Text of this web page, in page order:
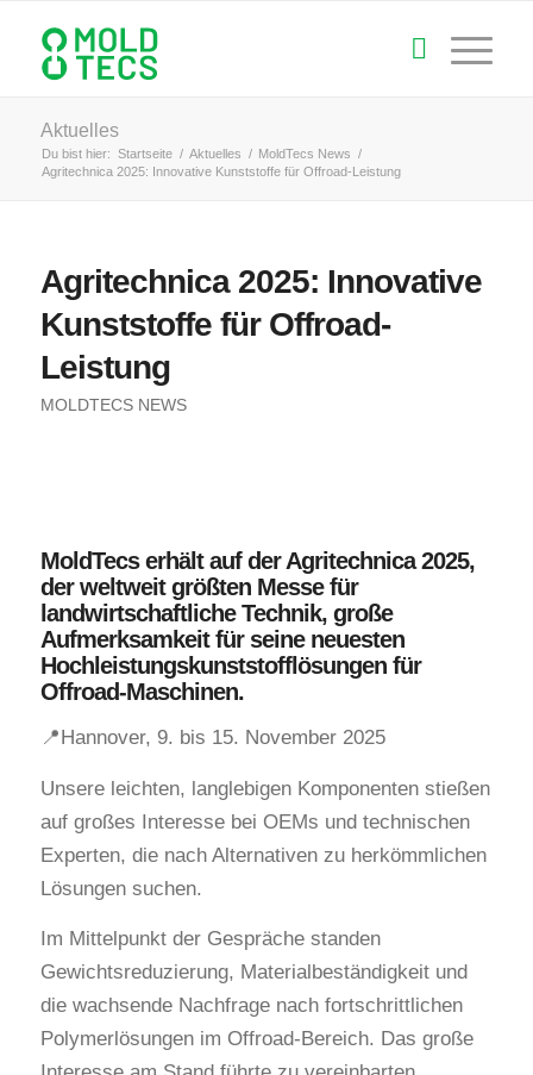
Aktuelles
Du bist hier: Startseite / Aktuelles / MoldTecs News /
Agritechnica 2025: Innovative Kunststoffe für Offroad-Leistung
Agritechnica 2025: Innovative
Kunststoffe für Offroad-
Leistung
MOLDTECS NEWS
MoldTecs erhält auf der Agritechnica 2025,
der weltweit größten Messe für
landwirtschaftliche Technik, große
Aufmerksamkeit für seine neuesten
Hochleistungskunststofflösungen für
Offroad-Maschinen.
📍Hannover, 9. bis 15. November 2025
Unsere leichten, langlebigen Komponenten stießen
auf großes Interesse bei OEMs und technischen
Experten, die nach Alternativen zu herkömmlichen
Lösungen suchen.
Im Mittelpunkt der Gespräche standen
Gewichtsreduzierung, Materialbeständigkeit und
die wachsende Nachfrage nach fortschrittlichen
Polymerlösungen im Offroad-Bereich. Das große